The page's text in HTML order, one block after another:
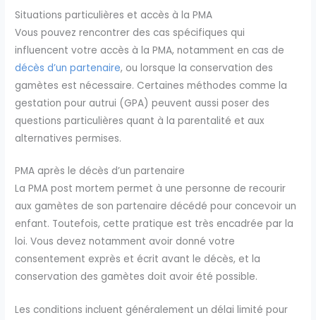
Situations particulières et accès à la PMA
Vous pouvez rencontrer des cas spécifiques qui
influencent votre accès à la PMA, notamment en cas de
décès d’un partenaire, ou lorsque la conservation des
gamètes est nécessaire. Certaines méthodes comme la
gestation pour autrui (GPA) peuvent aussi poser des
questions particulières quant à la parentalité et aux
alternatives permises.
PMA après le décès d’un partenaire
La PMA post mortem permet à une personne de recourir
aux gamètes de son partenaire décédé pour concevoir un
enfant. Toutefois, cette pratique est très encadrée par la
loi. Vous devez notamment avoir donné votre
consentement exprès et écrit avant le décès, et la
conservation des gamètes doit avoir été possible.
Les conditions incluent généralement un délai limité pour